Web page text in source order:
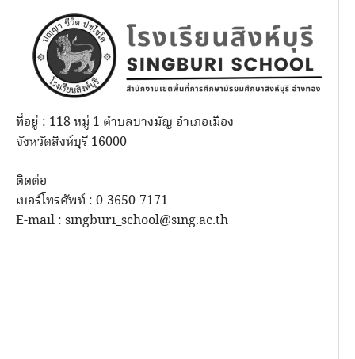
ที่อยู่ : 118 หมู่ 1 ตำบลบางมัญ อำเภอเมือง
จังหวัดสิงห์บุรี 16000
ติดต่อ
เบอร์โทรศัพท์ : 0-3650-7171
E-mail : singburi_school@sing.ac.th